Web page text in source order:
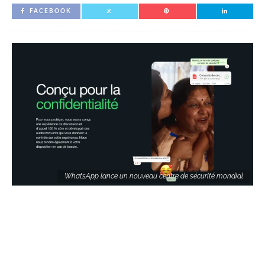
FACEBOOK
WhatsApp lance un nouveau centre de sécurité mondial